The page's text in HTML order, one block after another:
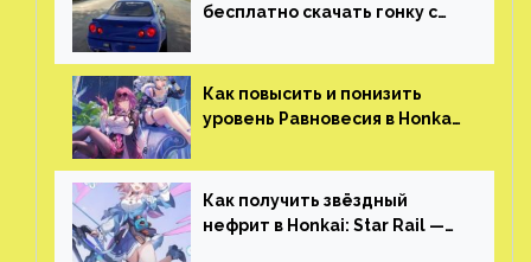
бесплатно скачать гонку с
который больше, чем в
Skyrim и GTA: San Andreas
Как повысить и понизить
уровень Равновесия в Honkai:
Как получить звёздный
нефрит в Honkai: Star Rail —